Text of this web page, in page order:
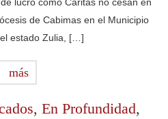
de Cabimas en el Municipio
estado Zulia, […]
más
, En Profundidad,